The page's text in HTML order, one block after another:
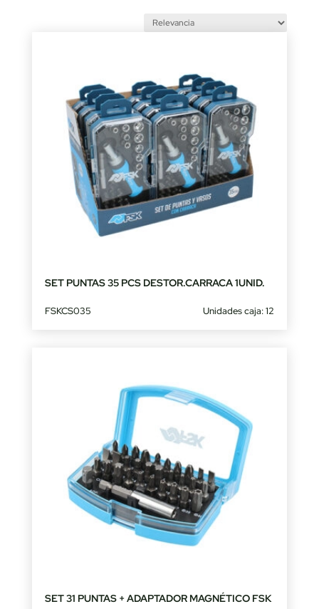
SET PUNTAS 35 PCS DESTOR.CARRACA 1UNID.
FSKCS035 Unidades caja: 12
SET 31 PUNTAS + ADAPTADOR MAGNÉTICO FSK